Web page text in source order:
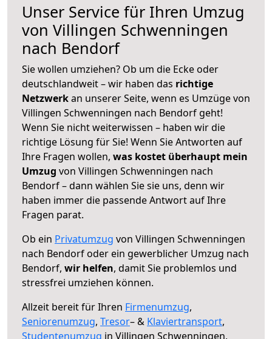
Unser Service für Ihren Umzug
von Villingen Schwenningen
nach Bendorf
Sie wollen umziehen? Ob um die Ecke oder
deutschlandweit – wir haben das richtige
Netzwerkan unserer Seite, wenn es Umzüge von
Villingen Schwenningen nach Bendorf geht!
Wenn Sie nicht weiterwissen – haben wir die
richtige Lösung für Sie! Wenn Sie Antworten auf
Ihre Fragen wollen, was kostet überhaupt mein
Umzug von Villingen Schwenningen nach
Bendorf – dann wählen Sie sie uns, denn wir
haben immer die passende Antwort auf Ihre
Fragen parat.
Ob ein Privatumzug von Villingen Schwenningen
nach Bendorf oder ein gewerblicher Umzug nach
Bendorf, wir helfen, damit Sie problemlos und
stressfrei umziehen können.
Allzeit bereit für Ihren Firmenumzug,
Seniorenumzug, Tresor– & Klaviertransport,
Studentenumzug in Villingen Schwenningen,